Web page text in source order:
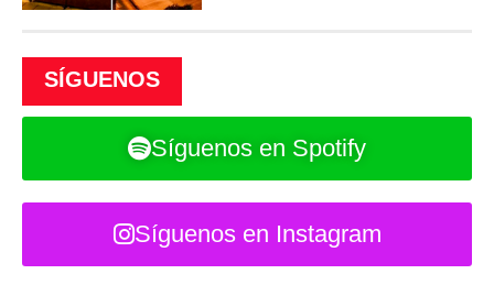
SÍGUENOS
Síguenos en Spotify
Síguenos en Instagram